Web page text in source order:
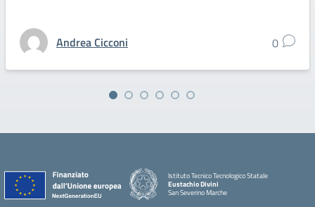
Andrea Cicconi 0
Istituto Tecnico Tecnologico Statale
Eustachio Divini
San Severino Marche